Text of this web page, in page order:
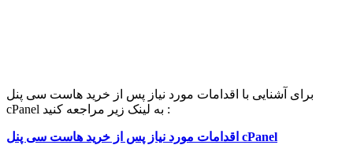
برای آشنایی با اقدامات مورد نیاز پس از خرید هاست سی پنل
cPanel به لینک زیر مراجعه کنید :
اقدامات مورد نیاز پس از خرید هاست سی پنل cPanel